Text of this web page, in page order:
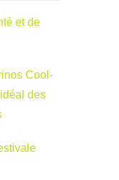
et de
Cool-
des